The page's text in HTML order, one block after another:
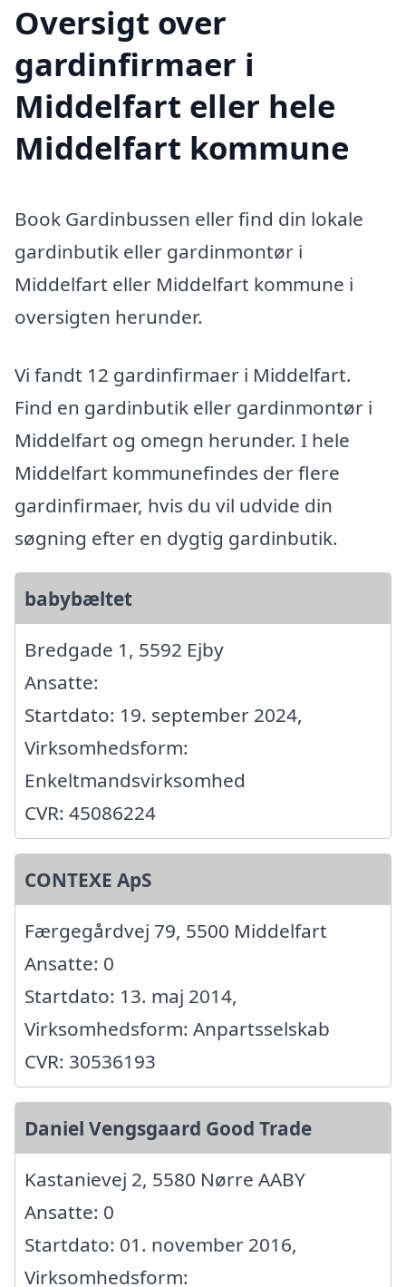
Oversigt over
gardinfirmaer i
Middelfart eller hele
Middelfart kommune
Book Gardinbussen eller find din lokale
gardinbutik eller gardinmontør i
Middelfart eller Middelfart kommune i
oversigten herunder.
Vi fandt 12 gardinfirmaer i Middelfart.
Find en gardinbutik eller gardinmontør i
Middelfart og omegn herunder. I hele
Middelfart kommunefindes der flere
gardinfirmaer, hvis du vil udvide din
søgning efter en dygtig gardinbutik.
babybæltet
Bredgade 1, 5592 Ejby
Ansatte:
Startdato: 19. september 2024,
Virksomhedsform:
Enkeltmandsvirksomhed
CVR: 45086224
CONTEXE ApS
Færgegårdvej 79, 5500 Middelfart
Ansatte: 0
Startdato: 13. maj 2014,
Virksomhedsform: Anpartsselskab
CVR: 30536193
Daniel Vengsgaard Good Trade
Kastanievej 2, 5580 Nørre AABY
Ansatte: 0
Startdato: 01. november 2016,
Virksomhedsform: